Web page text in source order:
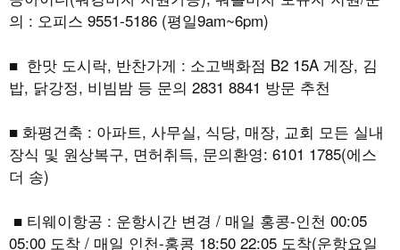
의 : 오피스 9551-5186 (평일9am~6pm)
■ 한맛 도시락, 반찬가게 : 소고백화점 B2 15A 게장, 김
밥, 닭강정, 비빔밤 등 문의 2831 8841 방문 추천
■ 화평건축 : 아파트, 사무실, 식당, 매장, 교회 모든 실내
장식 및 원상복구, 면허취득, 문의환영: 6101 1785(에스
더 송)
■ 티웨이항공 : 운항시간 변경 / 매일 홍콩-인천 00:05
05:00 도착 / 매일 인천-홍콩 18:50 22:05 도착(운항요일